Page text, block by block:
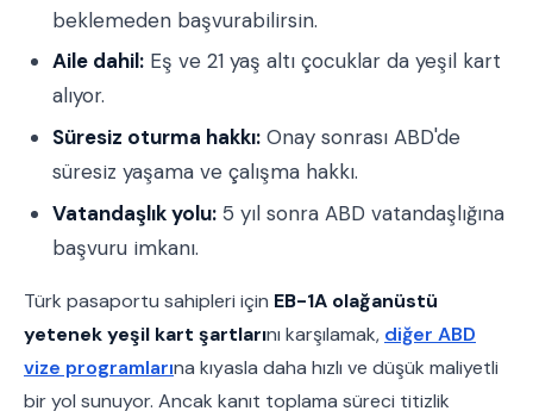
beklemeden başvurabilirsin.
Aile dahil: Eş ve 21 yaş altı çocuklar da yeşil kart
alıyor.
Süresiz oturma hakkı: Onay sonrası ABD'de
süresiz yaşama ve çalışma hakkı.
Vatandaşlık yolu: 5 yıl sonra ABD vatandaşlığına
başvuru imkanı.
Türk pasaportu sahipleri için EB-1A olağanüstü
yetenek yeşil kart şartlarını karşılamak, diğer ABD
vize programlarına kıyasla daha hızlı ve düşük maliyetli
bir yol sunuyor. Ancak kanıt toplama süreci titizlik